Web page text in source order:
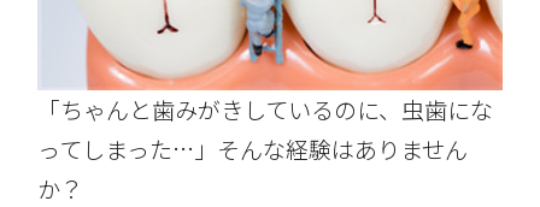
「ちゃんと歯みがきしているのに、虫歯にな
ってしまった…」そんな経験はありません
か？